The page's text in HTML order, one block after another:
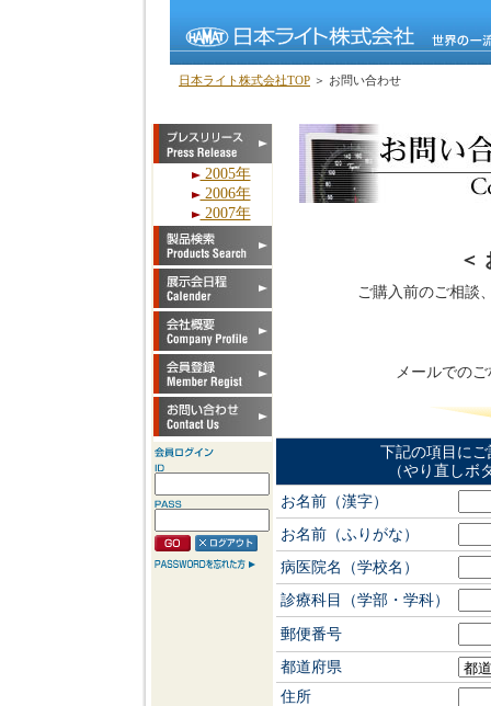
日本ライト株式会社TOP ＞ お問い合わせ
2005年
2006年
2007年
＜
ご購入前のご相談
メールでの
下記の項目に
（やり直しボ
お名前（漢字）
お名前（ふりがな）
病医院名（学校名）
診療科目（学部・学科）
郵便番号
都道府県
住所